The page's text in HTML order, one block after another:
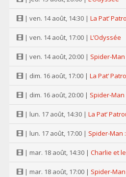
| ven. 14 août, 14:30 | La Pat’
| ven. 14 août, 17:00 | L’Odyssée
| ven. 14 août, 20:00 | Spider-
| dim. 16 août, 17:00 | La Pat’
| dim. 16 août, 20:00 | Spider-
| lun. 17 août, 14:30 | La Pat’
| lun. 17 août, 17:00 | Spider-Man
| mar. 18 août, 14:30 | Charlie et
| mar. 18 août, 17:00 | Spider-